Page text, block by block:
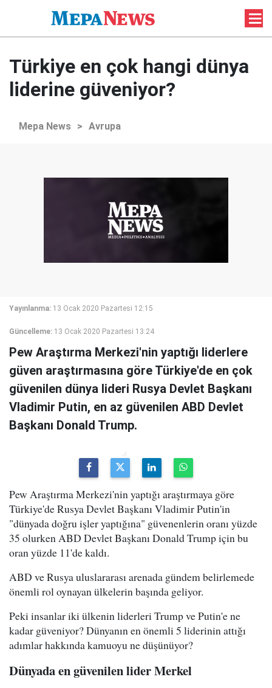
Türkiye en çok hangi dünya
liderine güveniyor?
Mepa News > Avrupa
Yayınlanma: 13 Ocak 2020 Pazartesi 12:15
Güncelleme: 13 Ocak 2020 Pazartesi 13:24
Pew Araştırma Merkezi'nin yaptığı liderlere
güven araştırmasına göre Türkiye'de en çok
güvenilen dünya lideri Rusya Devlet Başkanı
Vladimir Putin, en az güvenilen ABD Devlet
Başkanı Donald Trump.
Pew Araştırma Merkezi'nin yaptığı araştırmaya göre
Türkiye'de Rusya Devlet Başkanı Vladimir Putin'in
"dünyada doğru işler yaptığına" güvenenlerin oranı yüzde
35 olurken ABD Devlet Başkanı Donald Trump için bu
oran yüzde 11'de kaldı.
ABD ve Rusya uluslararası arenada gündem belirlemede
önemli rol oynayan ülkelerin başında geliyor.
Peki insanlar iki ülkenin liderleri Trump ve Putin'e ne
kadar güveniyor? Dünyanın en önemli 5 liderinin attığı
adımlar hakkında kamuoyu ne düşünüyor?
Dünyada en güvenilen lider Merkel